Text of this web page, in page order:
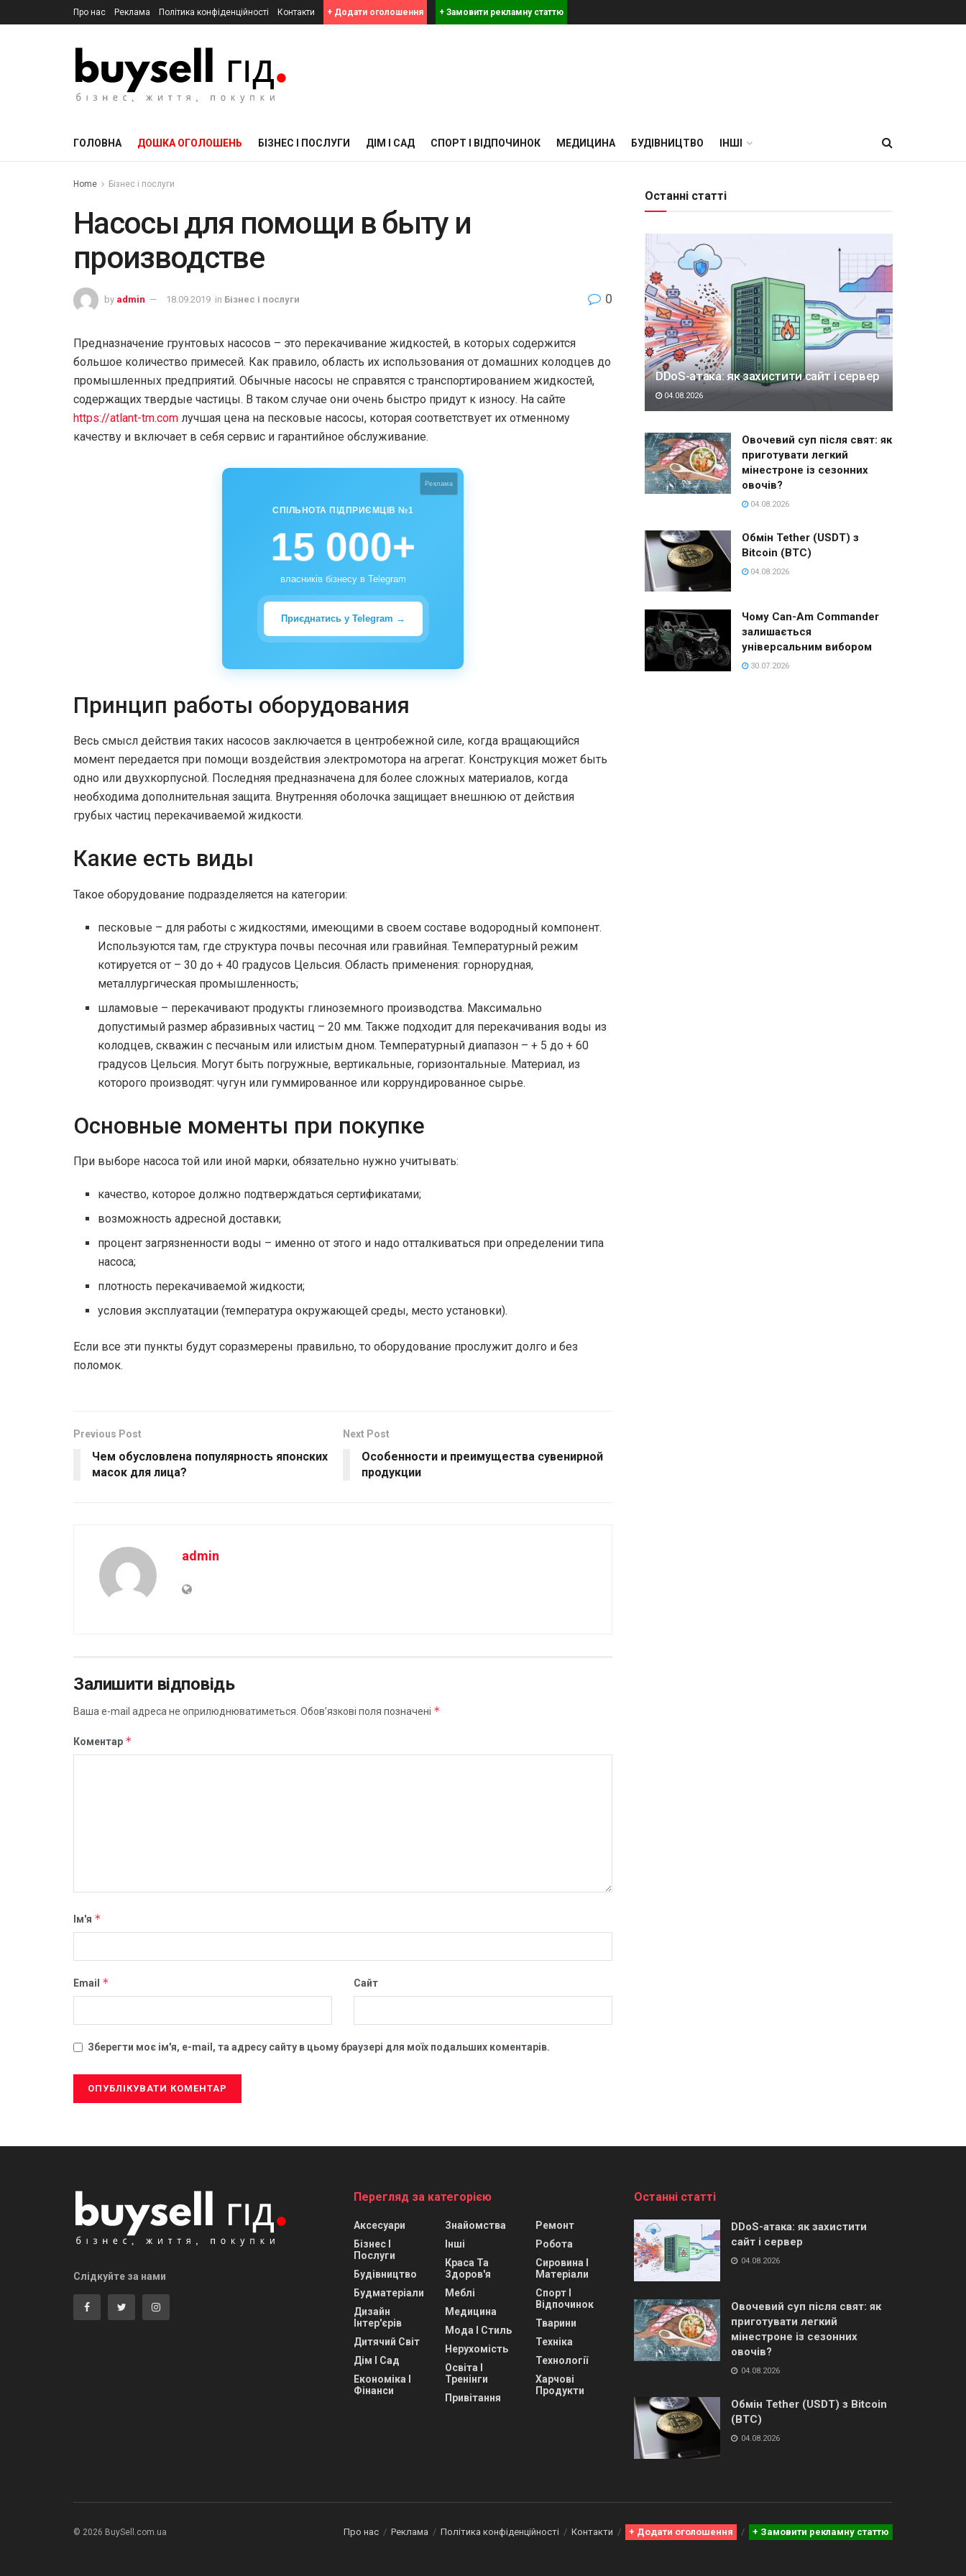
Про нас Реклама Політика конфіденційності Контакти + Додати оголошення + Замовити рекламну статтю
ГОЛОВНА ДОШКА ОГОЛОШЕНЬ БІЗНЕС І ПОСЛУГИ ДІМ І САД СПОРТ І ВІДПОЧИНОК МЕДИЦИНА БУДІВНИЦТВО ІНШІ
Home Бізнес і послуги
Насосы для помощи в быту и
производстве
by admin 18.09.2019 in Бізнес і послуги 0
Предназначение грунтовых насосов – это перекачивание жидкостей, в которых содержится
большое количество примесей. Как правило, область их использования от домашних колодцев до
промышленных предприятий. Обычные насосы не справятся с транспортированием жидкостей,
содержащих твердые частицы. В таком случае они очень быстро придут к износу. На сайте
https://atlant-tm.com лучшая цена на песковые насосы, которая соответствует их отменному
качеству и включает в себя сервис и гарантийное обслуживание.
Реклама
СПІЛЬНОТА ПІДПРИЄМЦІВ №1
15 000+
власників бізнесу в Telegram
Приєднатись у Telegram →
Принцип работы оборудования
Весь смысл действия таких насосов заключается в центробежной силе, когда вращающийся
момент передается при помощи воздействия электромотора на агрегат. Конструкция может быть
одно или двухкорпусной. Последняя предназначена для более сложных материалов, когда
необходима дополнительная защита. Внутренняя оболочка защищает внешнюю от действия
грубых частиц перекачиваемой жидкости.
Какие есть виды
Такое оборудование подразделяется на категории:
песковые – для работы с жидкостями, имеющими в своем составе водородный компонент.
Используются там, где структура почвы песочная или гравийная. Температурный режим
котируется от – 30 до + 40 градусов Цельсия. Область применения: горнорудная,
металлургическая промышленность;
шламовые – перекачивают продукты глиноземного производства. Максимально
допустимый размер абразивных частиц – 20 мм. Также подходит для перекачивания воды из
колодцев, скважин с песчаным или илистым дном. Температурный диапазон – + 5 до + 60
градусов Цельсия. Могут быть погружные, вертикальные, горизонтальные. Материал, из
которого производят: чугун или гуммированное или коррундированное сырье.
Основные моменты при покупке
При выборе насоса той или иной марки, обязательно нужно учитывать:
качество, которое должно подтверждаться сертификатами;
возможность адресной доставки;
процент загрязненности воды – именно от этого и надо отталкиваться при определении типа
насоса;
плотность перекачиваемой жидкости;
условия эксплуатации (температура окружающей среды, место установки).
Если все эти пункты будут соразмерены правильно, то оборудование прослужит долго и без
поломок.
Previous Post
Чем обусловлена популярность японских
масок для лица?
Next Post
Особенности и преимущества сувенирной
продукции
admin
Залишити відповідь
Ваша e-mail адреса не оприлюднюватиметься. Обов’язкові поля позначені *
Коментар *
Ім'я *
Email * Сайт
Зберегти моє ім'я, e-mail, та адресу сайту в цьому браузері для моїх подальших коментарів.
Останні статті
DDoS-атака: як захистити сайт і сервер
04.08.2026
Овочевий суп після свят: як
приготувати легкий
мінестроне із сезонних
овочів?
04.08.2026
Обмін Tether (USDT) з
Bitcoin (BTC)
04.08.2026
Чому Can-Am Commander
залишається
універсальним вибором
30.07.2026
Слідкуйте за нами
Перегляд за категорією
Аксесуари
Бізнес І
Послуги
Будівництво
Будматеріали
Дизайн
Інтер'єрів
Дитячий Світ
Дім І Сад
Економіка І
Фінанси
Знайомства
Інші
Краса Та
Здоров'я
Меблі
Медицина
Мода І Стиль
Нерухомість
Освіта І
Тренінги
Привітання
Ремонт
Робота
Сировина І
Матеріали
Спорт І
Відпочинок
Тварини
Техніка
Технології
Харчові
Продукти
Останні статті
DDoS-атака: як захистити
сайт і сервер
04.08.2026
Овочевий суп після свят: як
приготувати легкий
мінестроне із сезонних
овочів?
04.08.2026
Обмін Tether (USDT) з Bitcoin
(BTC)
04.08.2026
Про нас Реклама Політика конфіденційності Контакти + Додати оголошення + Замовити рекламну статтю
© 2026 BuySell.com.ua